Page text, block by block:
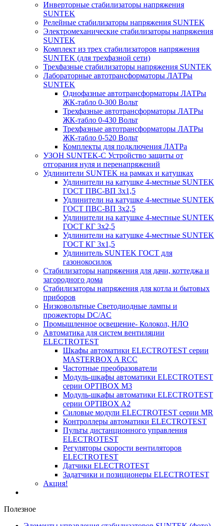
Инверторные стабилизаторы напряжения
SUNTEK
Релейные стабилизаторы напряжения SUNTEK
Электромеханические стабилизаторы напряжения
SUNTEK
Комплект из трех стабилизаторов напряжения
SUNTEK (для трехфазной сети)
Трехфазные стабилизаторы напряжения SUNTEK
Лабораторные автотрансформаторы ЛАТРы
SUNTEK
Однофазные автотрансформаторы ЛАТРы
ЖК-табло 0-300 Вольт
Трехфазные автотрансформаторы ЛАТРы
ЖК-табло 0-430 Вольт
Трехфазные автотрансформаторы ЛАТРы
ЖК-табло 0-520 Вольт
Комплекты для подключения ЛАТРа
УЗОН SUNTEK-C Устройство защиты от
отгорания нуля и перенапряжений
Удлинители SUNTEK на рамках и катушках
Удлинители на катушке 4-местные SUNTEK
ГОСТ ПВС-ВП 3х1,5
Удлинители на катушке 4-местные SUNTEK
ГОСТ ПВС-ВП 3х2,5
Удлинители на катушке 4-местные SUNTEK
ГОСТ КГ 3х2,5
Удлинители на катушке 4-местные SUNTEK
ГОСТ КГ 3х1,5
Удлинитель SUNTEK ГОСТ для
газонокосилок
Стабилизаторы напряжения для дачи, коттеджа и
загородного дома
Стабилизаторы напряжения для котла и бытовых
приборов
Низковольтные Светодиодные лампы и
прожекторы DC/AC
Промышленное освещение- Колокол, НЛО
Автоматика для систем вентиляции
ELECTROTEST
Шкафы автоматики ELECTROTEST серии
MASTERBOX A RCC
Частотные преобразователи
Модуль-шкафы автоматики ELECTROTEST
серии OPTIBOX M3
Модуль-шкафы автоматики ELECTROTEST
серии OPTIBOX A2
Силовые модули ELECTROTEST серии MR
Контроллеры автоматики ELECTROTEST
Пульты дистанционного управления
ELECTROTEST
Регуляторы скорости вентиляторов
ELECTROTEST
Датчики ELECTROTEST
Задатчики и позиционеры ELECTROTEST
Акция!
Полезное